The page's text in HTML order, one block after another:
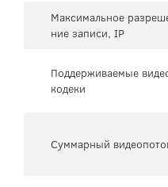
Максимальное
ние записи, IP
Поддерживаемые
кодеки
Суммарный